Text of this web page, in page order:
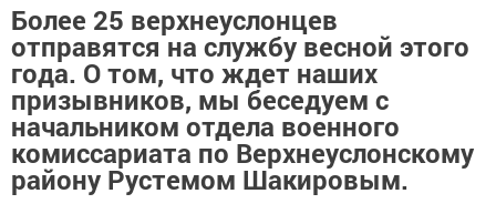
Более 25 верхнеуслонцев
отправятся на службу весной этого
года. О том, что ждет наших
призывников, мы беседуем с
начальником отдела военного
комиссариата по Верхнеуслонскому
району Рустемом Шакировым.